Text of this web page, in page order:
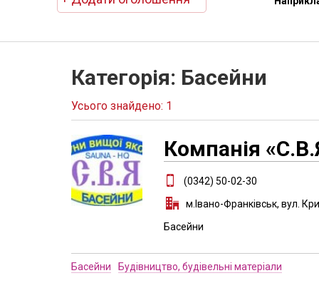
Категорія: Басейни
Усього знайдено: 1
Компанія
(0342) 50-02-30
м.Івано-Франківськ, вул.
Басейни
Басейни Будівництво, будівельні матеріали